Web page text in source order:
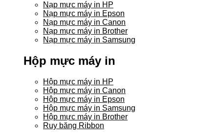
Nạp mực máy in HP
Nạp mực máy in Epson
Nạp mực máy in Canon
Nạp mực máy in Brother
Nạp mực máy in Samsung
Hộp mực máy in
Hộp mực máy in HP
Hộp mực máy in Canon
Hộp mực máy in Epson
Hộp mực máy in Samsung
Hộp mực máy in Brother
Ruy băng Ribbon